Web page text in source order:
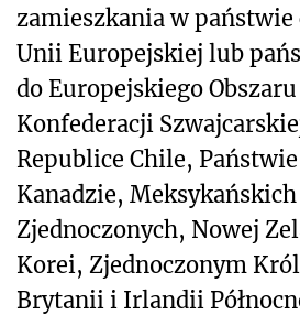
zamieszkania w państwie
Unii Europejskiej lub
do Europejskiego
Konfederacji
Republice Chile,
Kanadzie, Meksykańskich
Zjednoczonych, Nowej
Korei, Zjednoczonym
Brytanii i Irlandii